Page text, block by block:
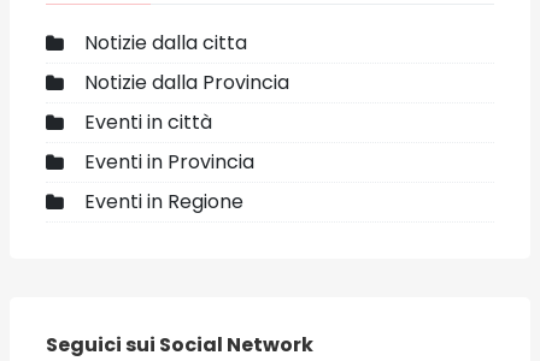
Notizie dalla citta
Notizie dalla Provincia
Eventi in città
Eventi in Provincia
Eventi in Regione
Seguici sui Social Network